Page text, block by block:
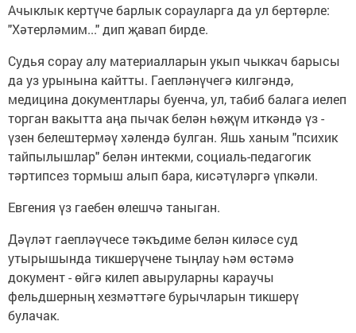
Ачыклык кертүче барлык сорауларга да ул бертөрле:
"Хәтерләмим..." дип җавап бирде.
Судья сорау алу материалларын укып чыккач барысы
да уз урынына кайтты. Гаепләнүчегә килгәндә,
медицина документлары буенча, ул, табиб балага иелеп
торган вакытта аңа пычак белән һөҗүм иткәндә үз -
үзен белештермәү хәлендә булган. Яшь ханым "психик
тайпылышлар" белән интекми, социаль-педагогик
тәртипсез тормыш алып бара, кисәтүләргә үпкәли.
Евгения үз гаебен өлешчә таныган.
Дәүләт гаепләүчесе тәкъдиме белән киләсе суд
утырышында тикшерүчене тыңлау һәм өстәмә
документ - өйгә килеп авыруларны караучы
фельдшерның хезмәттәге бурычларын тикшерү
булачак.